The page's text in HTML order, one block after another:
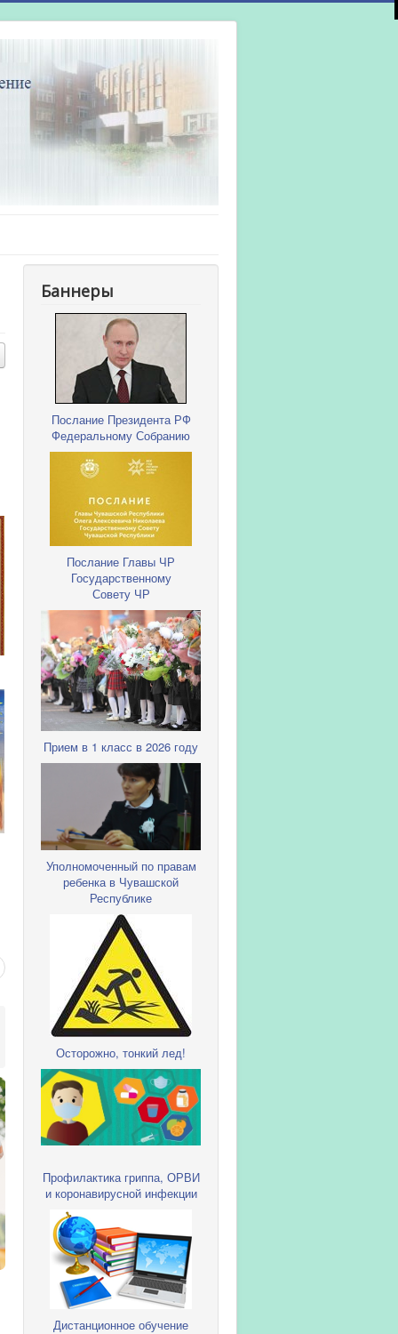
Баннеры
Послание Президента РФ
Федеральному Собранию
Послание Главы ЧР
Государственному
Совету ЧР
Прием в 1 класс в 2026 году
Уполномоченный по правам
ребенка в Чувашской
Республике
Осторожно, тонкий лед!
Профилактика гриппа, ОРВИ
и коронавирусной инфекции
Дистанционное обучение